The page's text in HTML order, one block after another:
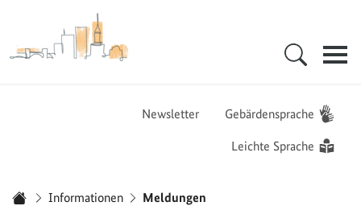
Zur Startseite - BGZ - Bundesamt für Migration und Flüchtlinge
Newsletter Gebärdensprache
Leichte Sprache
Informationen Meldungen